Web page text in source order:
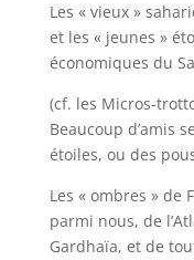
Les « vieux »
et les « jeunes »
économiques du
(cf. les Micros-
Beaucoup d’amis
étoiles, ou des
Les « ombres » de
parmi nous, de
Gardhaïa, et de